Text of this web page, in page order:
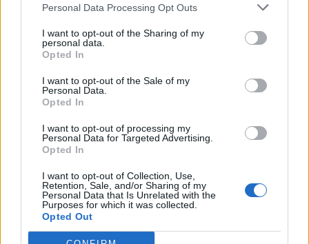
Personal Data Processing Opt Outs
I want to opt-out of the Sharing of my
personal data.
Opted In
I want to opt-out of the Sale of my
Personal Data.
Opted In
I want to opt-out of processing my
Personal Data for Targeted Advertising.
Opted In
I want to opt-out of Collection, Use,
Retention, Sale, and/or Sharing of my
Personal Data that Is Unrelated with the
Purposes for which it was collected.
Opted Out
PARAPOLITIKA NEWSROOM
Αστυνομικός της Βουλής: Καμία
σεξουαλική κακοποίηση, όσα ακούγονται
είναι εξωφρενικά και αναληθή - Άγρια
κόντρα με την εν διαστάσει σύζυγό του
(Βίντεο)
Αποδέχομαι τους
και την πολιτική απορρήτου
X